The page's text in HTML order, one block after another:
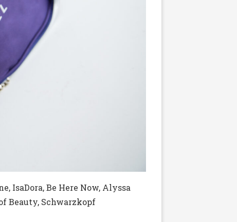
IsaDora, Be Here Now, Alyssa
Beauty, Schwarzkopf